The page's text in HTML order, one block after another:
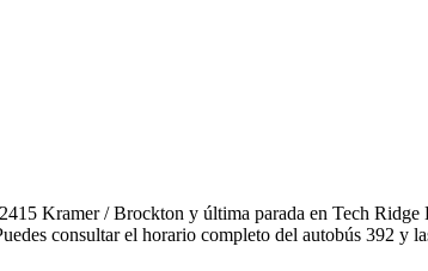
Kramer / Brockton y última parada en Tech Ridge
consultar el horario completo del autobús 392 y